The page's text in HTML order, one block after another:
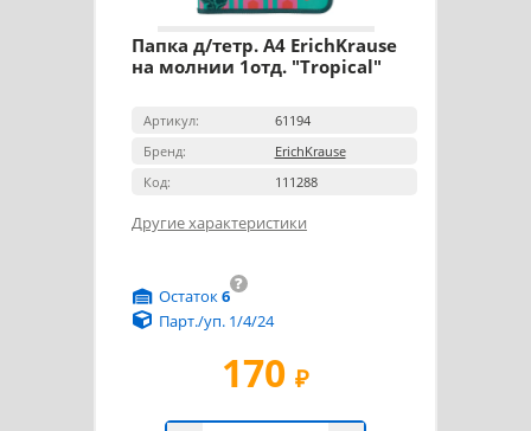
Папка д/тетр. А4 ErichKrause
на молнии 1отд. "Tropical"
Артикул:
61194
Бренд:
ErichKrause
Код:
111288
Другие характеристики
170 ₽
?
Остаток6
Парт./уп. 1/4/24